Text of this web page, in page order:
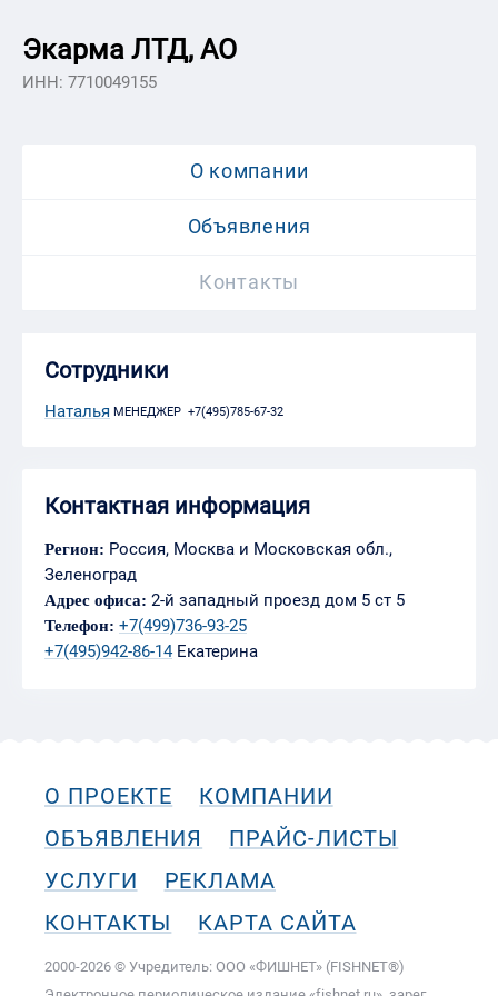
Экарма ЛТД, АО
ИНН: 7710049155
О компании
Объявления
Контакты
Сотрудники
Наталья МЕНЕДЖЕР +7(495)785-67-32
Контактная информация
Регион: Россия, Москва и Московская обл.,
Зеленоград
Адрес офиса: 2-й западный проезд дом 5 ст 5
Телефон: +7(499)736-93-25
+7(495)942-86-14 Екатерина
О ПРОЕКТЕ
КОМПАНИИ
ОБЪЯВЛЕНИЯ
ПРАЙС-ЛИСТЫ
УСЛУГИ
РЕКЛАМА
КОНТАКТЫ
КАРТА САЙТА
2000-2026 © Учредитель: ООО «ФИШНЕТ» (FISHNET®)